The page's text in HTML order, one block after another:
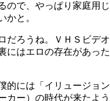
ので、やっぱり家庭用じ
かと。
だろうね。ＶＨＳビデオ
にはエロの存在があった
的には「イリュージョン
カー）の時代が来たよう